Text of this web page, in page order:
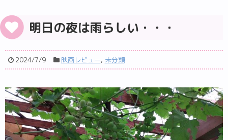
明日の夜は雨らしい・・・
2024/7/9 映画レビュー, 未分類